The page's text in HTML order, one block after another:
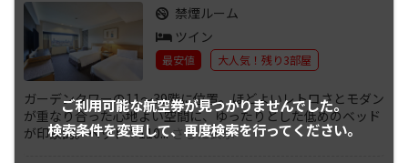
ご利用可能な航空券が見つかりませんでした。
検索条件を変更して、再度検索を行ってください。
禁煙ルーム
ツイン
最安値 大人気！残り3部屋
ガーデンタワーの11～39階に位置。ほどよいレトロさとモダン
が重なり合った心地よい空間に、ゆったりとした低めのベッド
が印象的。ベッド：110...さらに表示